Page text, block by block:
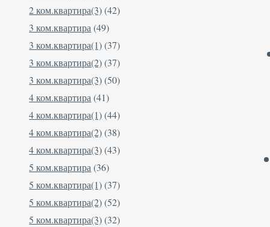
2 ком.квартира(3)(42)
3 ком.квартира (49)
3 ком.квартира(1)(37)
3 ком.квартира(2)(37)
3 ком.квартира(3)(50)
4 ком.квартира (41)
4 ком.квартира(1)(44)
4 ком.квартира(2)(38)
4 ком.квартира(3)(43)
5 ком.квартира (36)
5 ком.квартира(1)(37)
5 ком.квартира(2)(52)
5 ком.квартира(3)(32)